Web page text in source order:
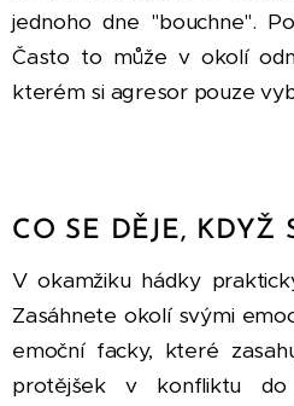
jednoho dne "bouchne".
Často to může v okolí
kterém si agresor pouze
CO SE DĚJE, KDYŽ
V okamžiku hádky
Zasáhnete okolí svými
emoční facky, které
protějšek v konfliktu